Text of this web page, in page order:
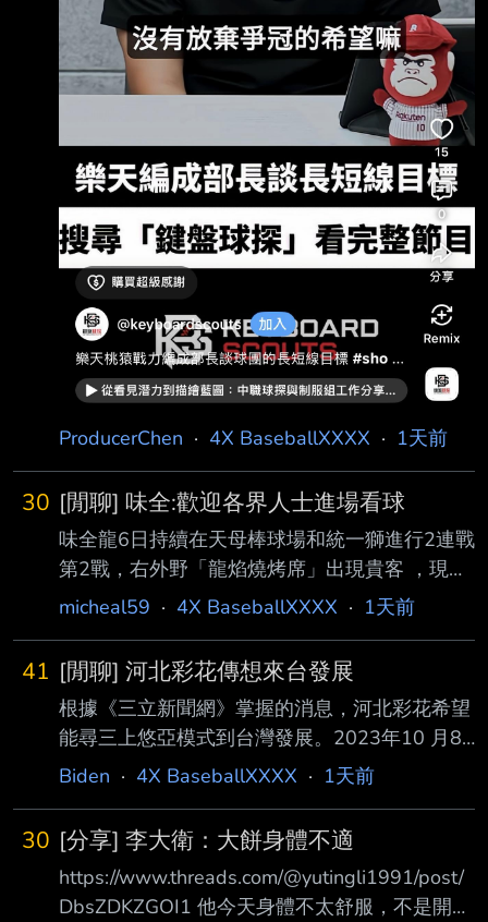
ProducerChen · 4X BaseballXXXX · 1天前
30 [閒聊] 味全:歡迎各界人士進場看球
味全龍6日持續在天母棒球場和統一獅進行2連戰
第2戰，右外野「龍焰燒烤席」出現貴客 ，現役
AV女優河北彩花帶著影音團隊到場拍攝Vlog還
河北彩花這次到球場是透過友人牽線的私人行
程，味全龍球團並不知情，但很歡 迎各界人士
進場體驗味全龍主場氛圍。 --
micheal59 · 4X BaseballXXXX · 1天前
41 [閒聊] 河北彩花傳想來台發展
根據《三立新聞網》掌握的消息，河北彩花希望
能尋三上悠亞模式到台灣發展。2023年10 月8
日三上悠亞受邀到味全龍開球，還登上應援舞台
相當敬業，但前AV女優的身分還是掀起不少討
論。以河北彩花目前的身分，要以 啦啦隊身分
登上中職應援舞台，難度相當高。 --
Biden · 4X BaseballXXXX · 1天前
30 [分享] 李大衛：大餅身體不適
https://www.threads.com/@yutingli1991/post/
DbsZDKZGOI1 他今天身體不太舒服，不是開玩